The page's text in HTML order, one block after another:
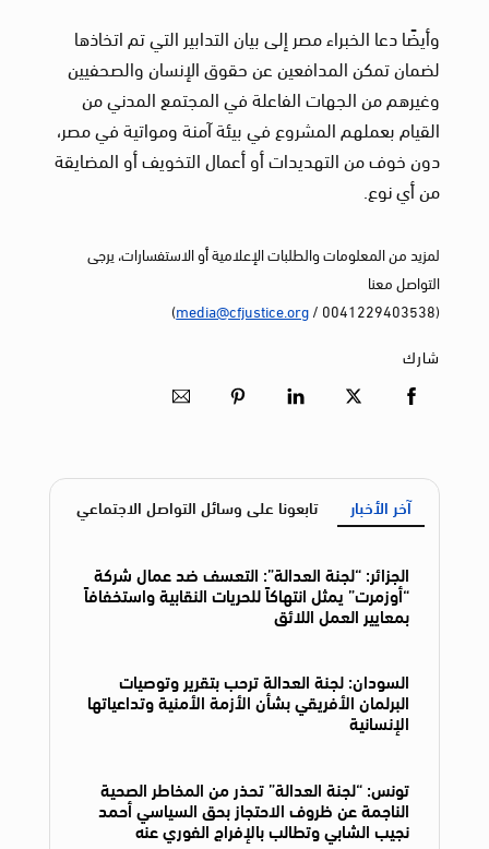
وأيضًا دعا الخبراء مصر إلى بيان التدابير التي تم اتخاذها
لضمان تمكن المدافعين عن حقوق الإنسان والصحفيين
وغيرهم من الجهات الفاعلة في المجتمع المدني من
القيام بعملهم المشروع في بيئة آمنة ومواتية في مصر،
دون خوف من التهديدات أو أعمال التخويف أو المضايقة
من أي نوع.
لمزيد من المعلومات والطلبات الإعلامية أو الاستفسارات، يرجى
التواصل معنا
(0041229403538 /
media@cfjustice.org
)
شارك
آخر الأخبار تابعونا على وسائل التواصل الاجتماعي
الجزائر: “لجنة العدالة”: التعسف ضد عمال شركة
“أوزمرت” يمثل انتهاكاً للحريات النقابية واستخفافاً
بمعايير العمل اللائق
السودان: لجنة العدالة ترحب بتقرير وتوصيات
البرلمان الأفريقي بشأن الأزمة الأمنية وتداعياتها
الإنسانية
تونس: “لجنة العدالة” تحذر من المخاطر الصحية
الناجمة عن ظروف الاحتجاز بحق السياسي أحمد
نجيب الشابي وتطالب بالإفراج الفوري عنه